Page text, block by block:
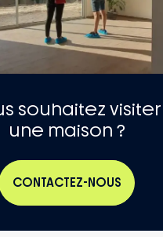
souhaitez visiter
une maison ?
CONTACTEZ-NOUS